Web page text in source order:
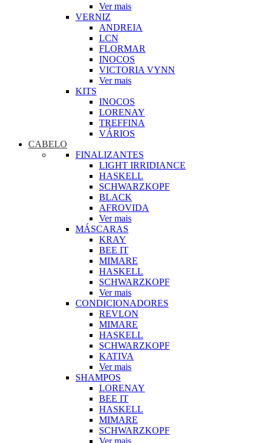
Ver mais
VERNIZ
ANDREIA
LCN
FLORMAR
INOCOS
VICTORIA VYNN
Ver mais
KITS
INOCOS
LORENAY
TREFFINA
VÁRIOS
CABELO
FINALIZANTES
LIGHT IRRIDIANCE
HASKELL
SCHWARZKOPF
BLACK
AFROVIDA
Ver mais
MÁSCARAS
KRAY
BEE IT
MIMARE
HASKELL
SCHWARZKOPF
Ver mais
CONDICIONADORES
REVLON
MIMARE
HASKELL
SCHWARZKOPF
KATIVA
Ver mais
SHAMPOS
LORENAY
BEE IT
HASKELL
MIMARE
SCHWARZKOPF
Ver mais